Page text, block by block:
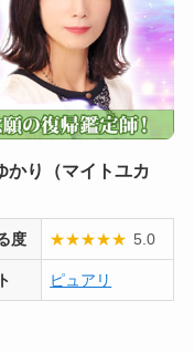
かり（マイトユカ
度 ★★★★★ 5.0
ピュアリ